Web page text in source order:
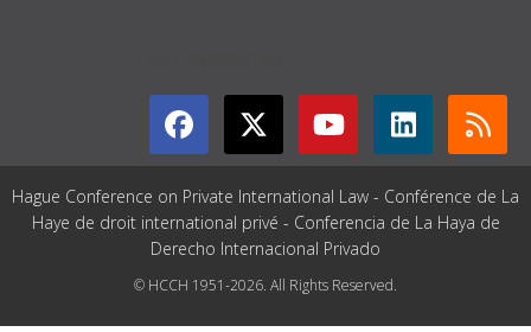
Hague Conference on Private International Law - Conférence de La
Haye de droit international privé - Conferencia de La Haya de
Derecho Internacional Privado
© HCCH 1951-2026. All Rights Reserved.